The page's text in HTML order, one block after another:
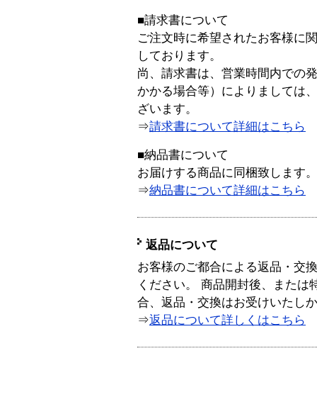
■請求書について
ご注文時に希望されたお客様に
しております。
尚、請求書は、営業時間内での
かかる場合等）によりましては
ざいます。
⇒請求書について詳細はこちら
■納品書について
お届けする商品に同梱致します。
⇒納品書について詳細はこちら
返品について
お客様のご都合による返品・交
ください。 商品開封後、または
合、返品・交換はお受けいたし
⇒返品について詳しくはこちら